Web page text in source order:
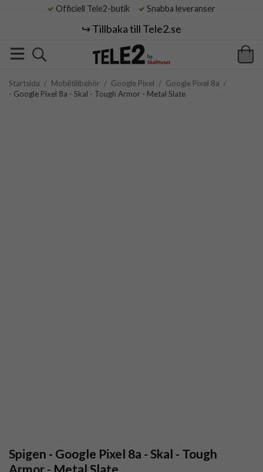
Officiell Tele2-butik Snabba leveranser
↪️ Tillbaka till Tele2.se
Startsida / Mobiltillbehör / Google Pixel / Google Pixel 8a /
- Google Pixel 8a - Skal - Tough Armor - Metal Slate
Spigen - Google Pixel 8a - Skal - Tough
Armor - Metal Slate